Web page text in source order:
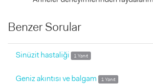
Benzer Sorular
Sinüzit hastaliği 1 Yanıt
Geniz akıntısı ve balgam 1 Yanıt